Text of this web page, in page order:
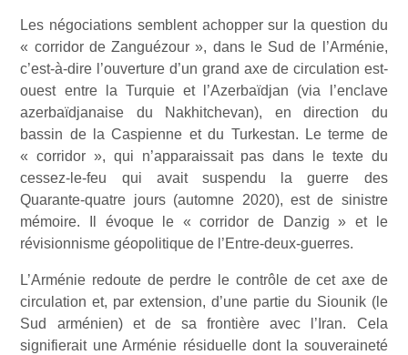
Les négociations semblent achopper sur la question du
« corridor de Zanguézour », dans le Sud de l’Arménie,
c’est-à-dire l’ouverture d’un grand axe de circulation est-
ouest entre la Turquie et l’Azerbaïdjan (via l’enclave
azerbaïdjanaise du Nakhitchevan), en direction du
bassin de la Caspienne et du Turkestan. Le terme de
« corridor », qui n’apparaissait pas dans le texte du
cessez-le-feu qui avait suspendu la guerre des
Quarante-quatre jours (automne 2020), est de sinistre
mémoire. Il évoque le « corridor de Danzig » et le
révisionnisme géopolitique de l’Entre-deux-guerres.
L’Arménie redoute de perdre le contrôle de cet axe de
circulation et, par extension, d’une partie du Siounik (le
Sud arménien) et de sa frontière avec l’Iran. Cela
signifierait une Arménie résiduelle dont la souveraineté